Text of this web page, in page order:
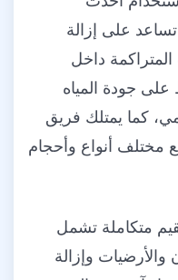
تساعد على إزالة
داخل
جودة المياه
كما يمتلك فريق
مختلف أنواع وأحجام
متكاملة تشمل
وإزالة